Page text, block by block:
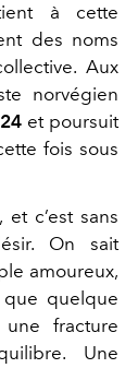
à cette
des noms
Aux
norvégien
et poursuit
fois sous
c’est sans
On sait
amoureux,
que quelque
fracture
Une